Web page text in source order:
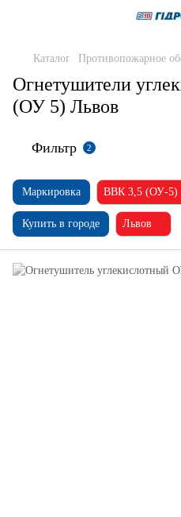
Каталог Противопожарное
Огнетушители
(ОУ 5) Львов
Фильтр 2
Маркировка ВВК 3,5 (ОУ-5)
Купить в городе Львов